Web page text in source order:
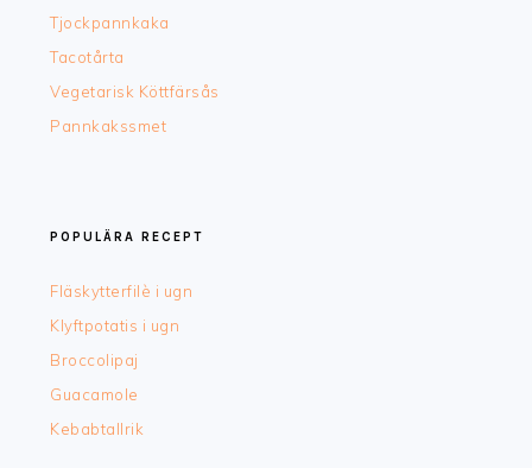
Tjockpannkaka
Tacotårta
Vegetarisk Köttfärsås
Pannkakssmet
POPULÄRA RECEPT
Fläskytterfilè i ugn
Klyftpotatis i ugn
Broccolipaj
Guacamole
Kebabtallrik